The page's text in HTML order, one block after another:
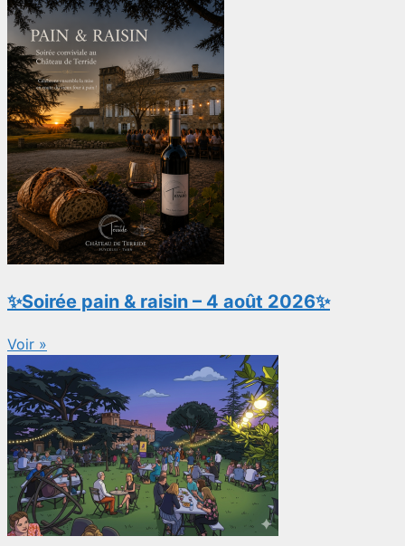
✨Soirée pain & raisin – 4 août 2026✨
Voir »